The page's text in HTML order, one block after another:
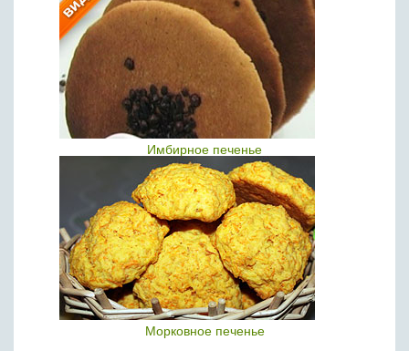
Имбирное печенье
Морковное печенье